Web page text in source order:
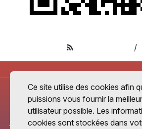
/
Ce site utilise des cookies afin
puissions vous fournir la
utilisateur possible. Les
cookies sont stockées dans